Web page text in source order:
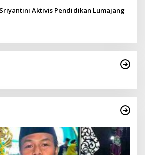
Aktivis Pendidikan Lumajang